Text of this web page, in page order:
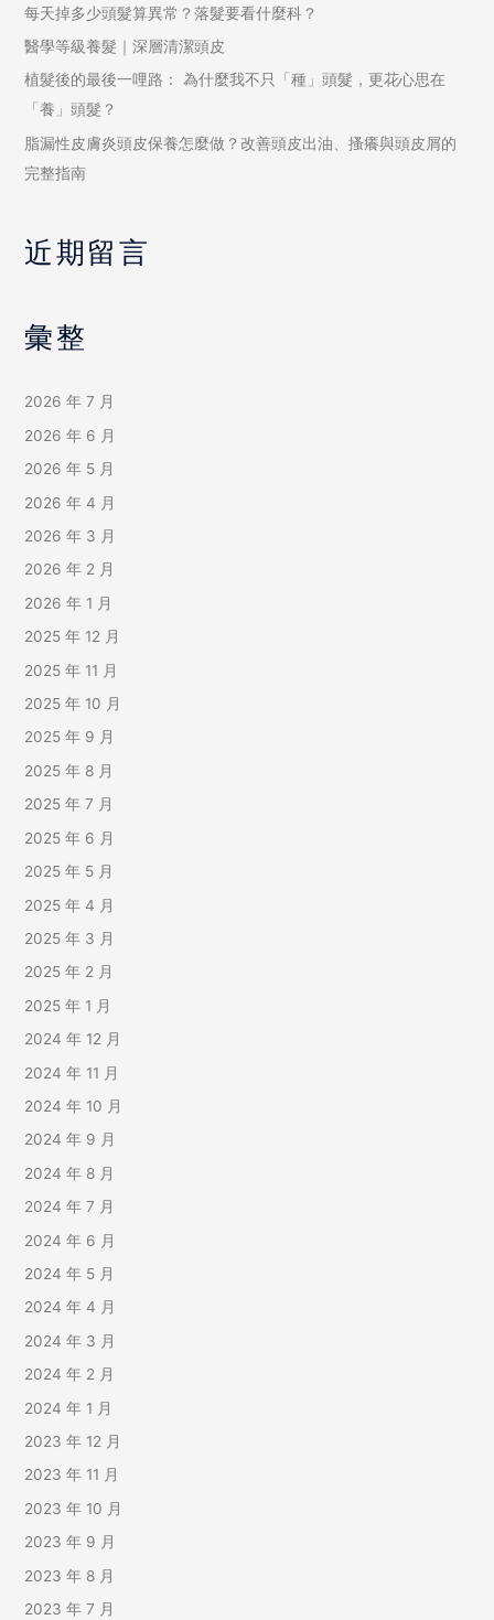
每天掉多少頭髮算異常？落髮要看什麼科？
醫學等級養髮｜深層清潔頭皮
植髮後的最後一哩路： 為什麼我不只「種」頭髮，更花心思在
「養」頭髮？
脂漏性皮膚炎頭皮保養怎麼做？改善頭皮出油、搔癢與頭皮屑的
完整指南
近期留言
彙整
2026 年 7 月
2026 年 6 月
2026 年 5 月
2026 年 4 月
2026 年 3 月
2026 年 2 月
2026 年 1 月
2025 年 12 月
2025 年 11 月
2025 年 10 月
2025 年 9 月
2025 年 8 月
2025 年 7 月
2025 年 6 月
2025 年 5 月
2025 年 4 月
2025 年 3 月
2025 年 2 月
2025 年 1 月
2024 年 12 月
2024 年 11 月
2024 年 10 月
2024 年 9 月
2024 年 8 月
2024 年 7 月
2024 年 6 月
2024 年 5 月
2024 年 4 月
2024 年 3 月
2024 年 2 月
2024 年 1 月
2023 年 12 月
2023 年 11 月
2023 年 10 月
2023 年 9 月
2023 年 8 月
2023 年 7 月